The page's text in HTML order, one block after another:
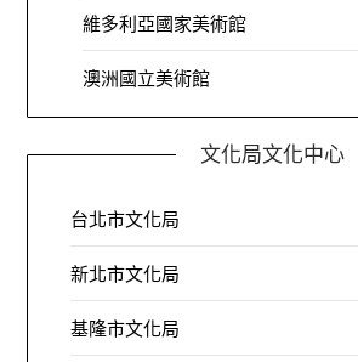
維多利亞國家美術館
澳洲國立美術館
文化局文化中心
台北市文化局
新北市文化局
基隆市文化局